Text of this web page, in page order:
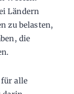
Ländern
zu belasten,
die
alle